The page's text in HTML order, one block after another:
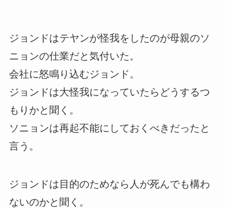
ジョンドはテヤンが怪我をしたのが母親のソ
ニョンの仕業だと気付いた。
会社に怒鳴り込むジョンド。
ジョンドは大怪我になっていたらどうするつ
もりかと聞く。
ソニョンは再起不能にしておくべきだったと
言う。
ジョンドは目的のためなら人が死んでも構わ
ないのかと聞く。